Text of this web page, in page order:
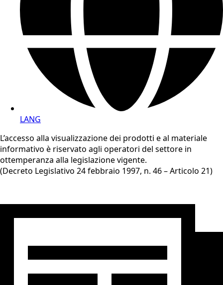
LANG
L’accesso alla visualizzazione dei prodotti e al materiale
informativo è riservato agli operatori del settore in
ottemperanza alla legislazione vigente.
(Decreto Legislativo 24 febbraio 1997, n. 46 – Articolo 21)